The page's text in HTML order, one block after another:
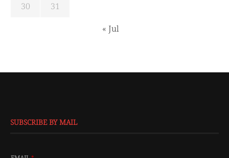
30
31
« Jul
SUBSCRIBE BY MAIL